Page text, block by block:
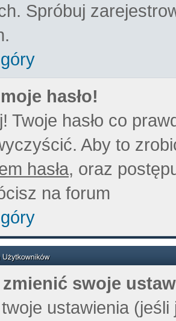
Spróbuj
hasło!
Twoje hasło co
Aby to
hasła, oraz
na forum
swoje
ustawienia